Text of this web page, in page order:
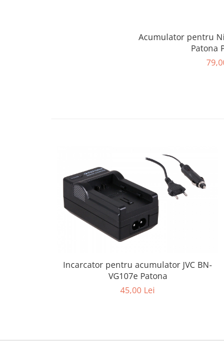
Acumulator pentru
Patona
Incarcator pentru acumulator JVC BN-
VG107e Patona
45,00 Lei